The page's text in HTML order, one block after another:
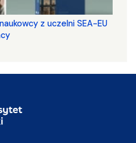
z uczelni SEA-EU